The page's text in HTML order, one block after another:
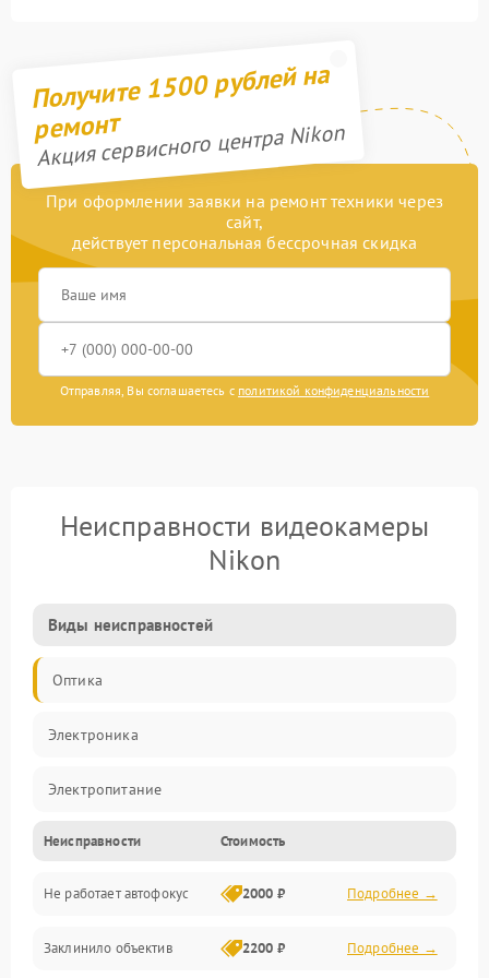
Получите 1500 рублей на
ремонт
Акция сервисного центра Nikon
При оформлении заявки на ремонт техники через
сайт,
действует персональная бессрочная скидка
Отправляя, Вы соглашаетесь с политикой конфиденциальности
Неисправности видеокамеры
Nikon
Виды неисправностей
Оптика
Электроника
Электропитание
Видео
Хранение данных
Программное обеспечение
Неисправности Стоимость
Не работает автофокус 2000 ₽ Подробнее →
Заклинило объектив 2200 ₽ Подробнее →